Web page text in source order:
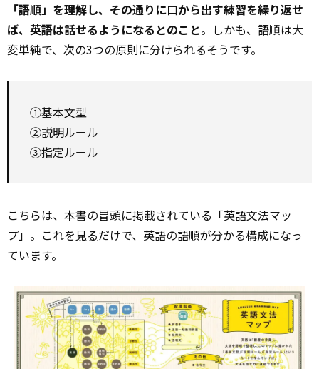
「語順」を理解し、その通りに口から出す練習を繰り返せ
ば、英語は話せるようになるとのこと。しかも、語順は大
変単純で、次の3つの原則に分けられるそうです。
①基本文型
➁説明ルール
③指定ルール
こちらは、本書の冒頭に掲載されている「英語文法マッ
プ」。これを見るだけで、英語の語順が分かる構成になっ
ています。